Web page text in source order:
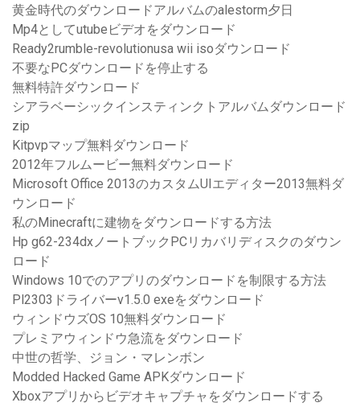
黄金時代のダウンロードアルバムのalestorm夕日
Mp4としてutubeビデオをダウンロード
Ready2rumble-revolutionusa wii isoダウンロード
不要なPCダウンロードを停止する
無料特許ダウンロード
シアラベーシックインスティンクトアルバムダウンロード
zip
Kitpvpマップ無料ダウンロード
2012年フルムービー無料ダウンロード
Microsoft Office 2013のカスタムUIエディター2013無料ダ
ウンロード
私のMinecraftに建物をダウンロードする方法
Hp g62-234dxノートブックPCリカバリディスクのダウン
ロード
Windows 10でのアプリのダウンロードを制限する方法
Pl2303ドライバーv1.5.0 exeをダウンロード
ウィンドウズOS 10無料ダウンロード
プレミアウィンドウ急流をダウンロード
中世の哲学、ジョン・マレンボン
Modded Hacked Game APKダウンロード
Xboxアプリからビデオキャプチャをダウンロードする